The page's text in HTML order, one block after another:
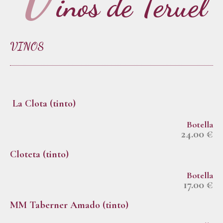
VINOS
La Clota (tinto)
Botella
24.00 €
Cloteta (tinto)
Botella
17.00 €
MM Taberner Amado (tinto)